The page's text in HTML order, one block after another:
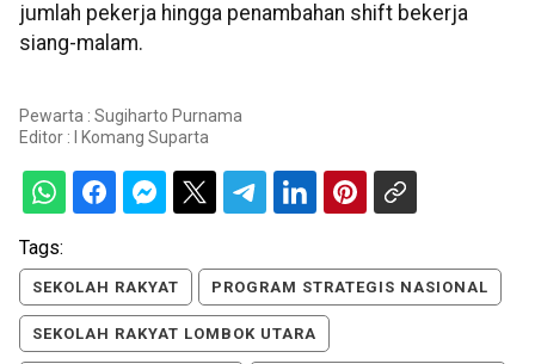
jumlah pekerja hingga penambahan shift bekerja
siang-malam.
Pewarta : Sugiharto Purnama
Editor :
I Komang Suparta
Tags:
SEKOLAH RAKYAT PROGRAM STRATEGIS NASIONAL
SEKOLAH RAKYAT LOMBOK UTARA